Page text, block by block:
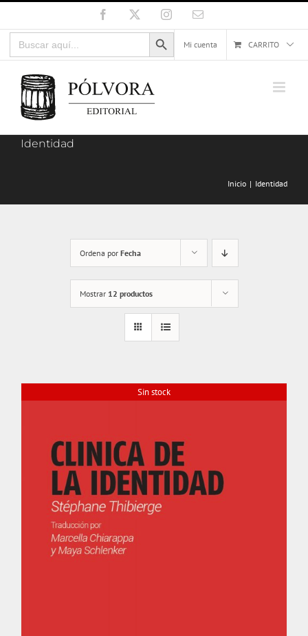
al
contenido
Facebook InstagramCorreo
Buscar:
Botón de búsqueda
Mi cuenta
CARRITO
Identidad
Inicio Identidad
Ordena por Fecha
Mostrar 12 productos
Sin stock